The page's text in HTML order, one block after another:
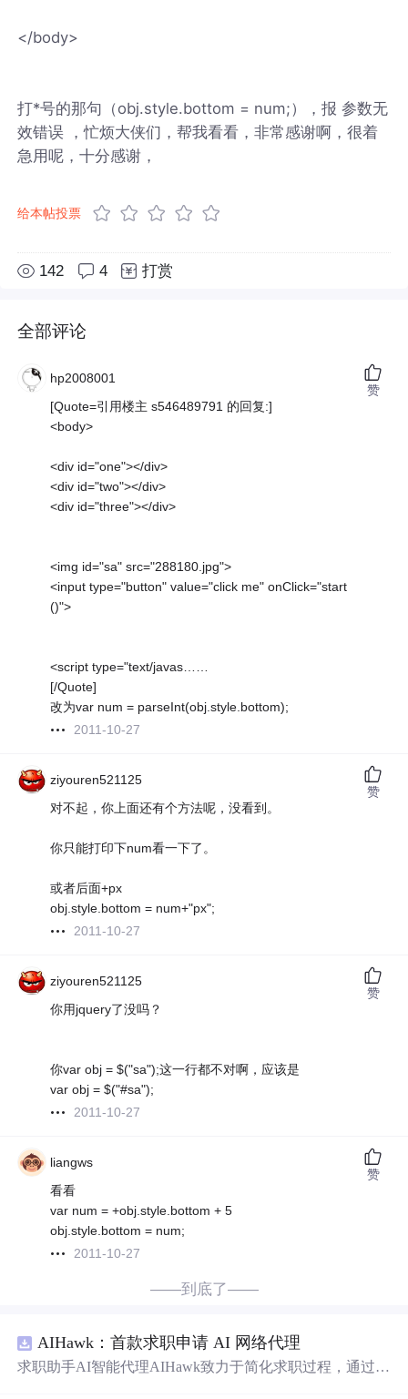
</body>
打*号的那句（obj.style.bottom = num;），报 参数无
效错误 ，忙烦大侠们，帮我看看，非常感谢啊，很着
急用呢，十分感谢，
给本帖投票
142 4 打赏
全部评论
hp2008001
[Quote=引用楼主 s546489791 的回复:]
<body>
<div id="one"></div>
<div id="two"></div>
<div id="three"></div>
<img id="sa" src="288180.jpg">
<input type="button" value="click me" onClick="start
()">
<script type="text/javas……
[/Quote]
改为var num = parseInt(obj.style.bottom);
2011-10-27
赞
ziyouren521125
对不起，你上面还有个方法呢，没看到。
你只能打印下num看一下了。
或者后面+px
obj.style.bottom = num+"px";
2011-10-27
赞
ziyouren521125
你用jquery了没吗？
你var obj = $("sa");这一行都不对啊，应该是
var obj = $("#sa");
2011-10-27
赞
liangws
看看
var num = +obj.style.bottom + 5
obj.style.bottom = num;
2011-10-27
赞
——到底了——
AIHawk：首款求职申请 AI 网络代理
求职助手AI智能代理AIHawk致力于简化求职过程，通过自